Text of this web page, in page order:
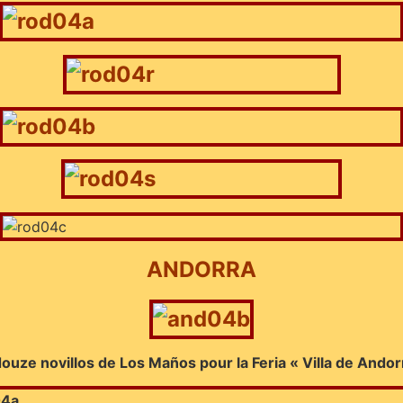
ANDORRA
novillos de Los Maños pour la Feria « Villa de